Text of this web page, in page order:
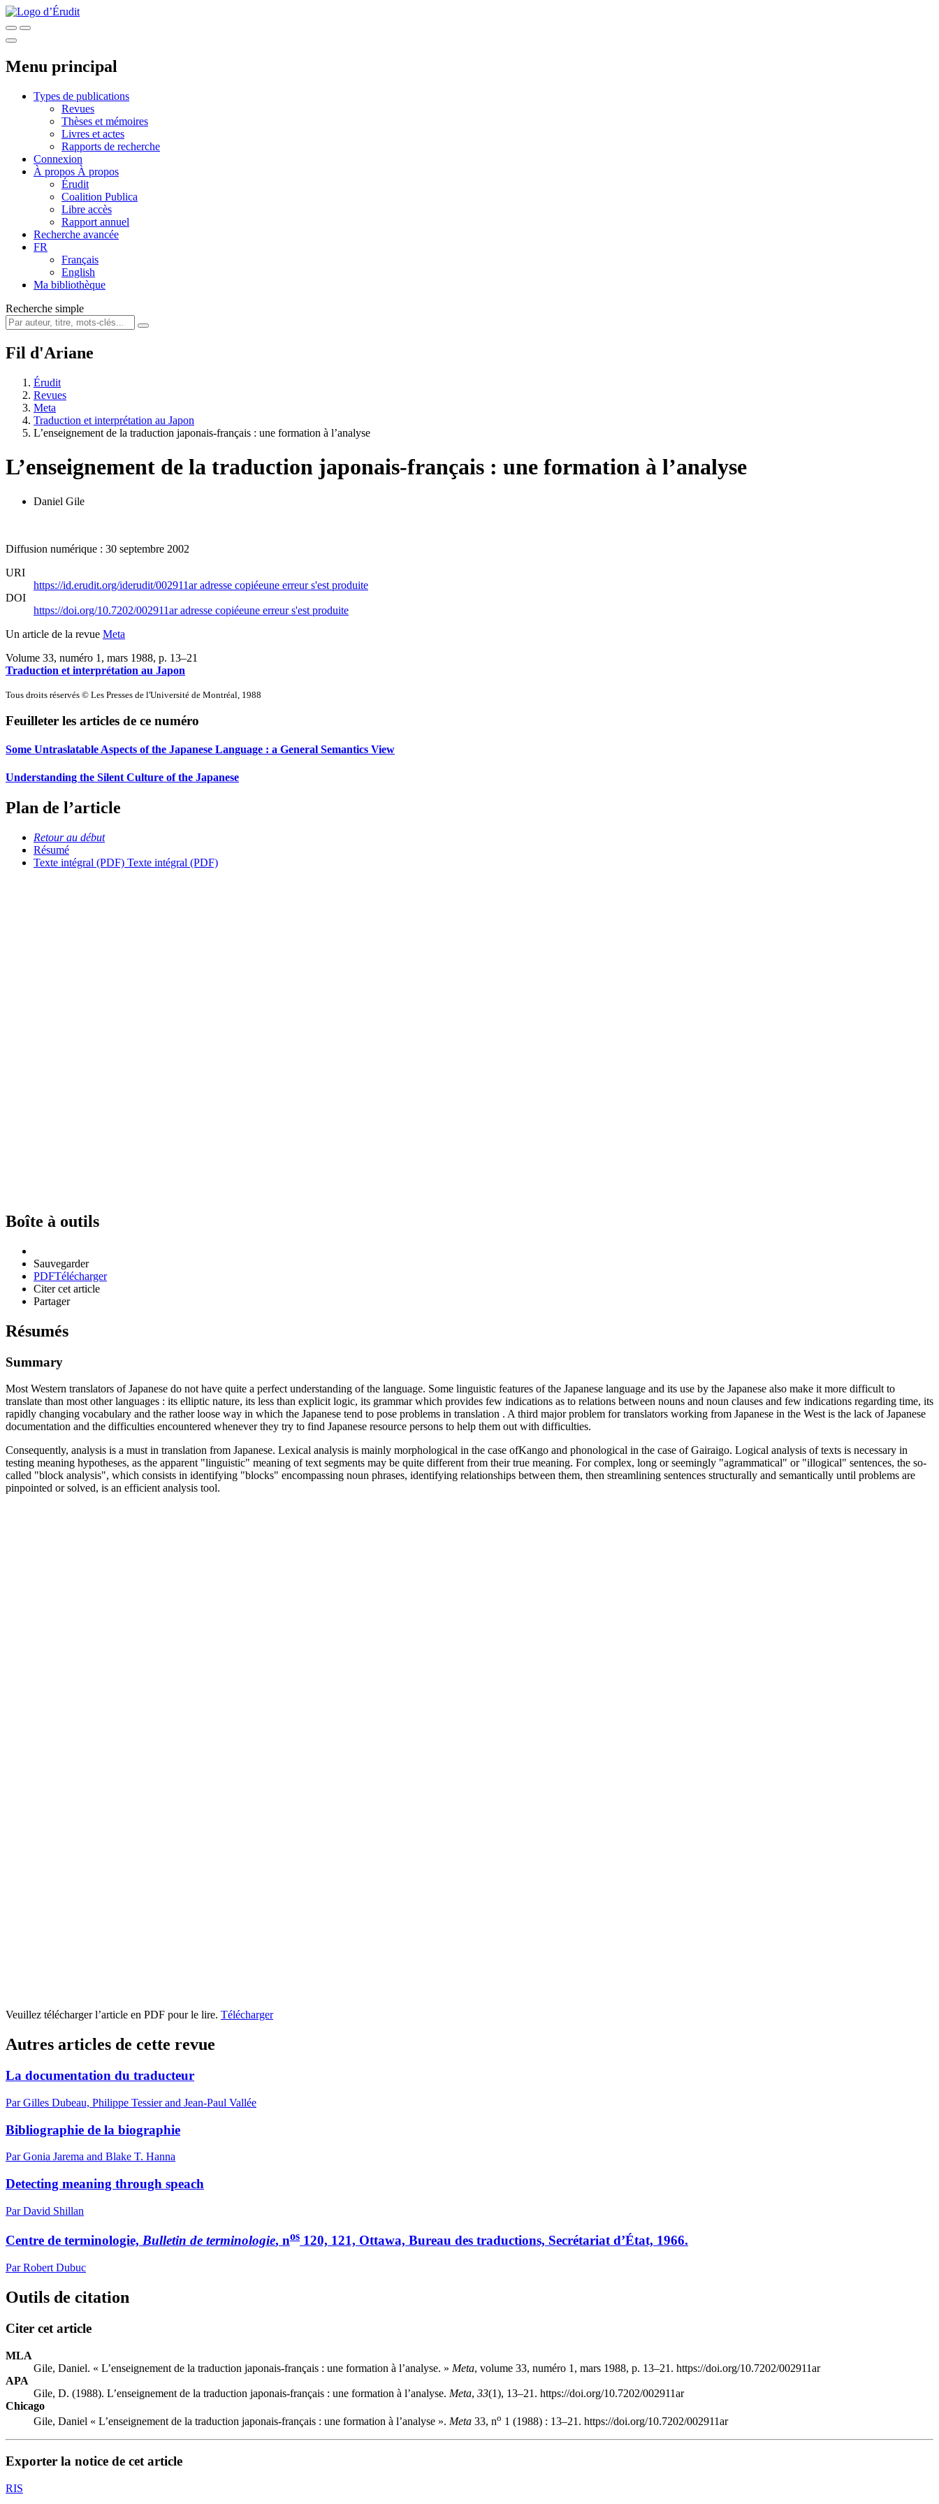
Menu principal
Types de publications
Revues
Thèses et mémoires
Livres et actes
Rapports de recherche
Connexion
À propos À propos
Érudit
Coalition Publica
Libre accès
Rapport annuel
Recherche avancée
FR
Français
English
Ma bibliothèque
Recherche simple
Fil d'Ariane
Érudit
Revues
Meta
Traduction et interprétation au Japon
L’enseignement de la traduction japonais-français : une formation à l’analyse
L’enseignement de la traduction japonais-français : une formation à l’analyse
Daniel Gile
Diffusion numérique : 30 septembre 2002
URI
https://id.erudit.org/iderudit/002911aradresse copiéeune erreur s'est produite
DOI
https://doi.org/10.7202/002911aradresse copiéeune erreur s'est produite
Un article de la revue Meta
Volume 33, numéro 1, mars 1988, p. 13–21
Traduction et interprétation au Japon
Tous droits réservés © Les Presses de l'Université de Montréal, 1988
Feuilleter les articles de ce numéro
Some Untraslatable Aspects of the Japanese Language : a General Semantics View
Understanding the Silent Culture of the Japanese
Plan de l’article
Retour au début
Résumé
Texte intégral (PDF) Texte intégral (PDF)
Boîte à outils
Sauvegarder
PDFTélécharger
Citer cet article
Partager
Résumés
Summary
Most Western translators of Japanese do not have quite a perfect understanding of the language. Some linguistic features of the Japanese language and its use by the Japanese also make it more difficult to
translate than most other languages : its elliptic nature, its less than explicit logic, its grammar which provides few indications as to relations between nouns and noun clauses and few indications regarding time, its
rapidly changing vocabulary and the rather loose way in which the Japanese tend to pose problems in translation . A third major problem for translators working from Japanese in the West is the lack of Japanese
documentation and the difficulties encountered whenever they try to find Japanese resource persons to help them out with difficulties.
Consequently, analysis is a must in translation from Japanese. Lexical analysis is mainly morphological in the case ofKango and phonological in the case of Gairaigo. Logical analysis of texts is necessary in
testing meaning hypotheses, as the apparent "linguistic" meaning of text segments may be quite different from their true meaning. For complex, long or seemingly "agrammatical" or "illogical" sentences, the so-
called "block analysis", which consists in identifying "blocks" encompassing noun phrases, identifying relationships between them, then streamlining sentences structurally and semantically until problems are
pinpointed or solved, is an efficient analysis tool.
Veuillez télécharger l’article en PDF pour le lire. Télécharger
Autres articles de cette revue
La documentation du traducteur
Par Gilles Dubeau, Philippe Tessier and Jean-Paul Vallée
Bibliographie de la biographie
Par Gonia Jarema and Blake T. Hanna
Detecting meaning through speach
Par David Shillan
Centre de terminologie, Bulletin de terminologie, nos 120, 121, Ottawa, Bureau des traductions, Secrétariat d’État, 1966.
Par Robert Dubuc
Outils de citation
Citer cet article
MLA
Gile, Daniel. « L’enseignement de la traduction japonais-français : une formation à l’analyse. » Meta, volume 33, numéro 1, mars 1988, p. 13–21. https://doi.org/10.7202/002911ar
APA
Gile, D. (1988). L’enseignement de la traduction japonais-français : une formation à l’analyse. Meta, 33(1), 13–21. https://doi.org/10.7202/002911ar
Chicago
Gile, Daniel « L’enseignement de la traduction japonais-français : une formation à l’analyse ». Meta 33, no 1 (1988) : 13–21. https://doi.org/10.7202/002911ar
Exporter la notice de cet article
RIS